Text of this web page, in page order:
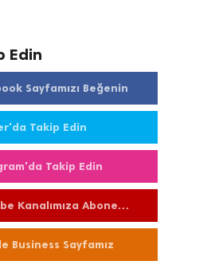
Edin
Sayfamızı Beğenin
Takip Edin
Takip Edin
Kanalımıza Abone
Business Sayfamız